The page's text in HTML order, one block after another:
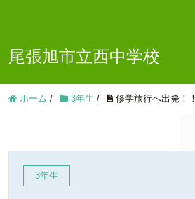
尾張旭市立西中学校
ホーム / 3年生 / 修学旅行へ出発！！
3年生